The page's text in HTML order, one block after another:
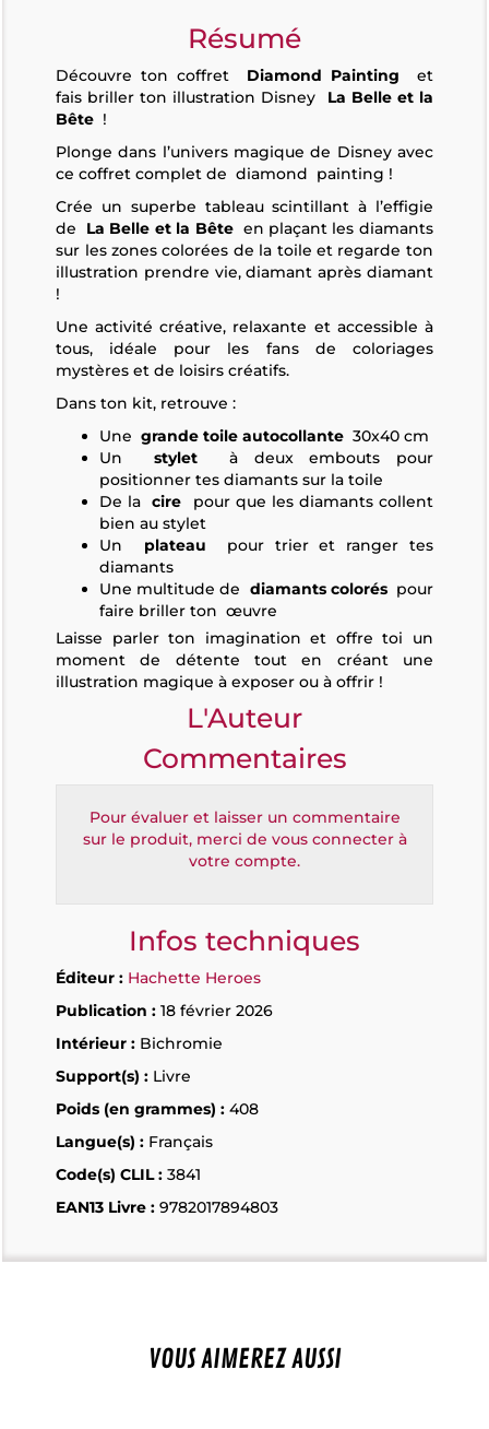
Résumé
Découvre ton coffret Diamond Painting et
fais briller ton illustration Disney La Belle et la
Bête !
Plonge dans l’univers magique de Disney avec
ce coffret complet dediamond painting !
Crée un superbe tableau scintillant à l’effigie
de La Belle et la Bêteen plaçant les diamants
sur les zones colorées de la toile et regarde ton
illustration prendre vie, diamant après diamant
!
Une activité créative, relaxante et accessible à
tous, idéale pour les fans de coloriages
mystères et de loisirs créatifs.
Dans ton kit, retrouve :
Unegrande toile autocollante30x40 cm
Unstylet à deux embouts pour
positionner tes diamants sur la toile
De lacire pour que les diamants collent
bien au stylet
Un plateau pour trier et ranger tes
diamants
Une multitude de diamants coloréspour
faire briller tonœuvre
Laisse parler ton imagination et offre toi un
moment de détente tout en créant une
illustration magique à exposer ou à offrir !
L'Auteur
Commentaires
Pour évaluer et laisser un commentaire
sur le produit, merci de vous connecter à
votre compte.
Infos techniques
Éditeur : Hachette Heroes
Publication : 18 février 2026
Intérieur : Bichromie
Support(s) : Livre
Poids (en grammes) : 408
Langue(s) : Français
Code(s) CLIL : 3841
EAN13 Livre : 9782017894803
VOUS AIMEREZ AUSSI